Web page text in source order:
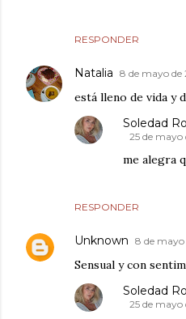
RESPONDER
Natalia 8 de mayo de
está lleno de vida y
RESPONDER
Soledad
25 de mayo
me alegra
Unknown 8 de mayo
Sensual y con
Soledad
25 de mayo